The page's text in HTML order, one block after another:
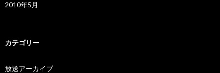
2010年5月
カテゴリー
放送アーカイブ